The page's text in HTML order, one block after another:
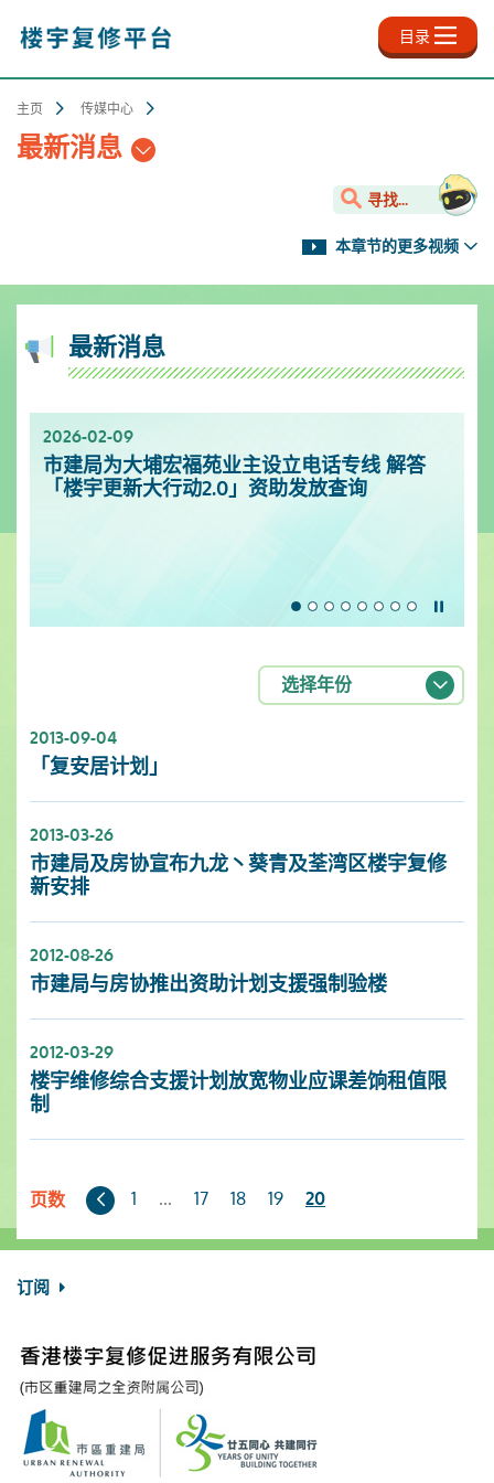
内
目录
主页 传媒中心
最新消息
寻找...
本章节的更多视频
最新消息
2026-02-09
市建局为大埔宏福苑业主设立电话专线 解答
「楼宇更新大行动2.0」资助发放查询
2025-11-18
新影片上架✨- 楼宇保养之道
2025-10-13
服务升级！楼宇复修资源中心延长开放时间
[周一至周日]
2025-09-30
「楼宇复修公司资料库」已於2025年9月更新
2025-06-27
「楼宇复修公司资料库」已於2025年6月更新
2025-03-25
「楼宇复修公司资料库」已於2025年3月更新
2025-01-10
市区更新电视特辑
2024-12-31
「楼宇复修公司资料库」已於2024年12月更新
选择年份
2013-09-04
「复安居计划」
2013-03-26
市建局及房协宣布九龙丶葵青及荃湾区楼宇复修
新安排
2012-08-26
市建局与房协推出资助计划支援强制验楼
2012-03-29
楼宇维修综合支援计划放宽物业应课差饷租值限
制
页数
上
页
1 ... 17 18 19 20
订阅